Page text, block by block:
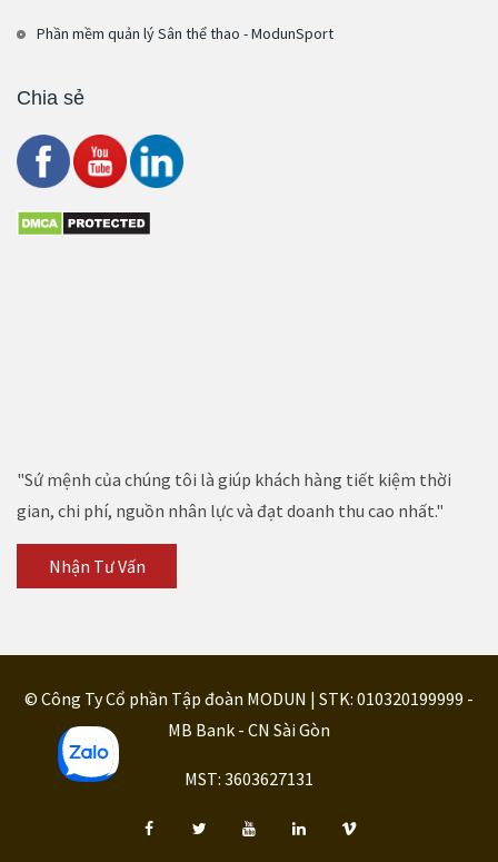
Phần mềm quản lý Sân thể thao - ModunSport
Chia sẻ
"Sứ mệnh của chúng tôi là giúp khách hàng tiết kiệm thời
gian, chi phí, nguồn nhân lực và đạt doanh thu cao nhất."
Nhận Tư Vấn
© Công Ty Cổ phần Tập đoàn MODUN | STK: 010320199999 -
MB Bank - CN Sài Gòn
MST: 3603627131